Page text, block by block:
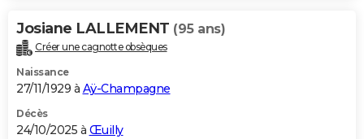
Josiane LALLEMENT (95 ans)
Créer une cagnotte obsèques
Naissance
27/11/1929 à Aÿ-Champagne
Décès
24/10/2025 à Œuilly